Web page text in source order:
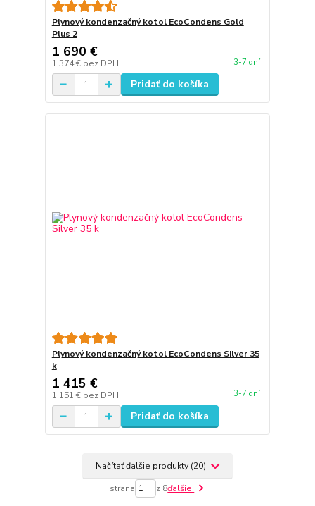
Plynový kondenzačný kotol EcoCondens Gold
Plus 2
1 690 €
1 374 € bez DPH 3-7 dní
Pridať do košíka
Plynový kondenzačný kotol EcoCondens Silver 35
k
1 415 €
1 151 € bez DPH 3-7 dní
Pridať do košíka
Načítať ďalšie produkty (20)
strana z 8ďalšie